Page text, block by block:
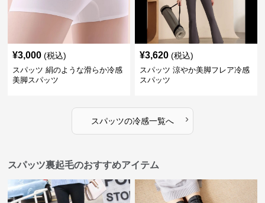
¥3,000 (税込)
スパッツ 絹のような滑らか冷感
美脚スパッツ
¥3,620 (税込)
スパッツ 涼やか美脚フレア冷感
スパッツ
スパッツの冷感一覧へ ›
スパッツ裏起毛のおすすめアイテム